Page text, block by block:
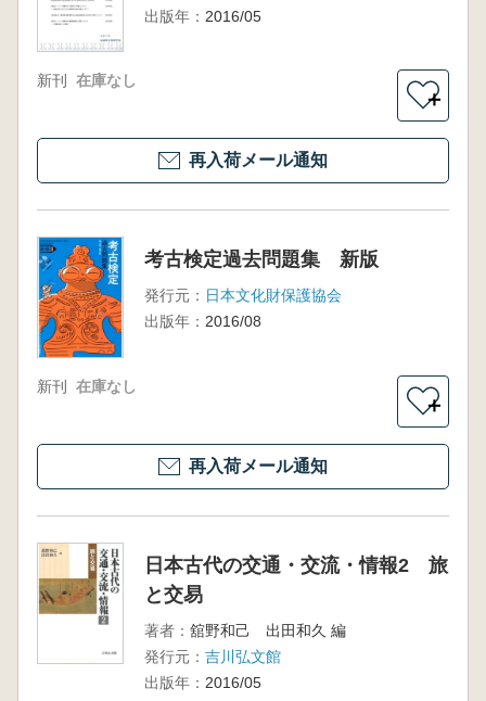
出版年： 2016/05
新刊 在庫なし
＋
再入荷メール通知
考古検定過去問題集 新版
発行元： 日本文化財保護協会
出版年： 2016/08
新刊 在庫なし
＋
再入荷メール通知
日本古代の交通・交流・情報2 旅
と交易
著者： 舘野和己 出田和久 編
発行元： 吉川弘文館
出版年： 2016/05